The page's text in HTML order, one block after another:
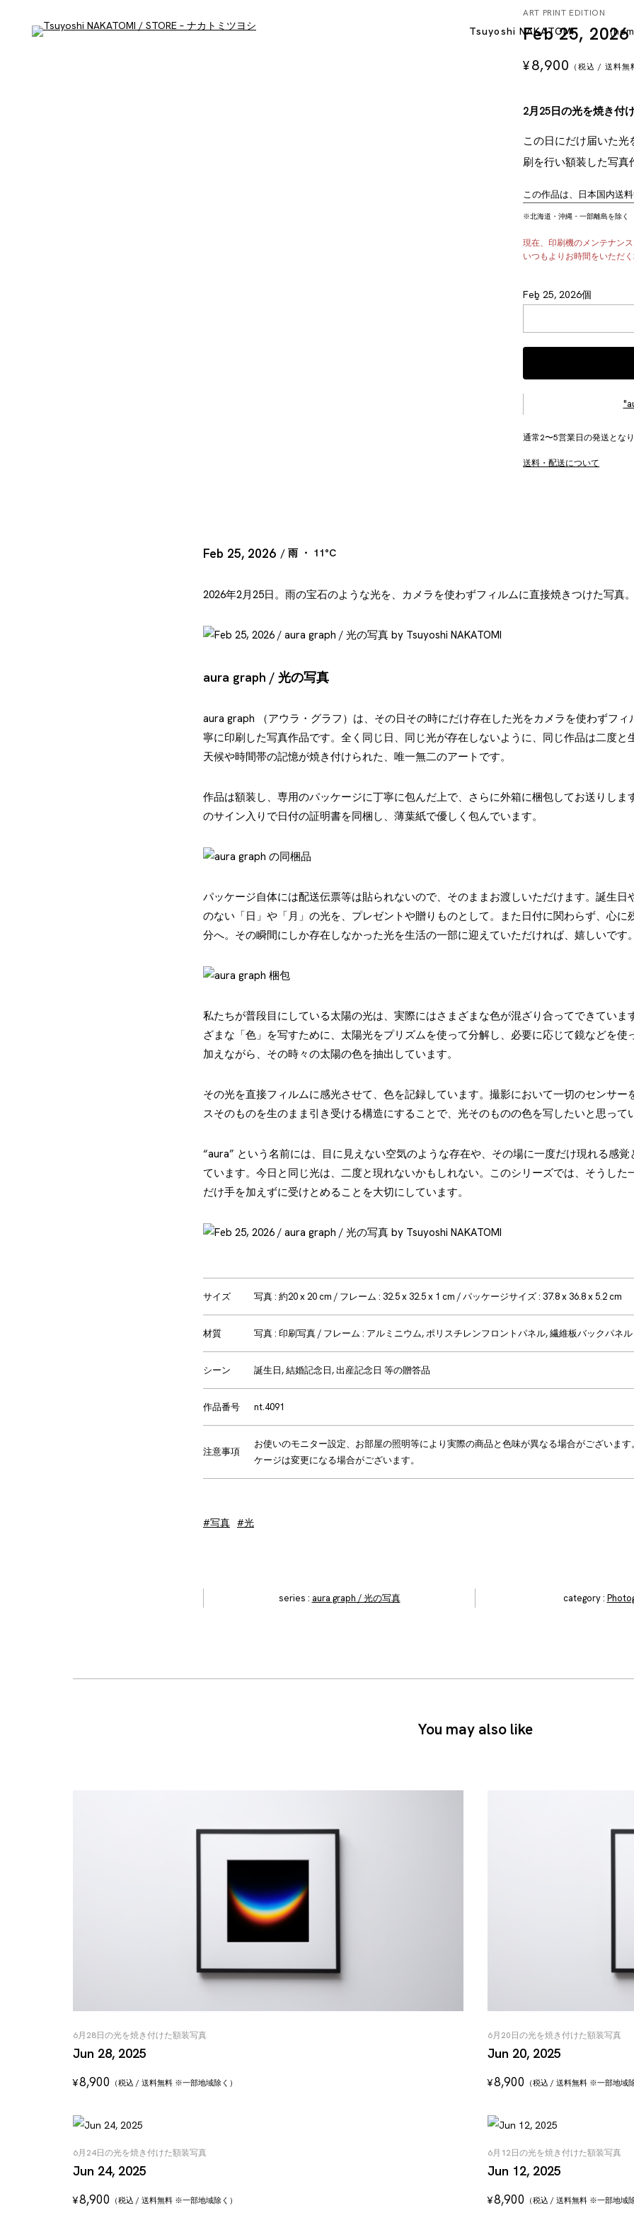
Tsuyoshi NAKATOMI
ART PRINT EDITION
Feb 25, 2026
¥8,900 （税込 / 送料
2月25日の光を焼き付
この日にだけ届いた
刷を行い額装した写真
この作品は、日本国内送
※北海道・沖縄・一部離島を除く
現在、印刷機のメンテナン
いつもよりお時間をいただく
Feb 25, 2026個
-
通常2〜5営業日の発送とな
送料・配送について
Feb 25, 2026 / 雨 ・ 11°C
2026年2月25日。雨の宝石のような光を、カメラを使わずフィルムに直接焼きつけた写真。
aura graph / 光の写真
aura graph （アウラ・グラフ）は、その日その時にだけ存在した光をカメラを使わずフ
寧に印刷した写真作品です。全く同じ日、同じ光が存在しないように、同じ作品は二度と
天候や時間帯の記憶が焼き付けられた、唯一無二のアートです。
作品は額装し、専用のパッケージに丁寧に包んだ上で、さらに外箱に梱包してお送りしま
のサイン入りで日付の証明書を同梱し、薄葉紙で優しく包んでいます。
パッケージ自体には配送伝票等は貼られないので、そのままお渡しいただけます。誕生日
のない「日」や「月」の光を、プレゼントや贈りものとして。また日付に関わらず、心に
分へ。その瞬間にしか存在しなかった光を生活の一部に迎えていただければ、嬉しいです。
私たちが普段目にしている太陽の光は、実際にはさまざまな色が混ざり合ってできていま
ざまな「色」を写すために、太陽光をプリズムを使って分解し、必要に応じて鏡などを使
加えながら、その時々の太陽の色を抽出しています。
その光を直接フィルムに感光させて、色を記録しています。撮影において一切のセンサー
スそのものを生のまま引き受ける構造にすることで、光そのものの色を写したいと思って
“aura” という名前には、目に見えない空気のような存在や、その場に一度だけ現れる感
ています。今日と同じ光は、二度と現れないかもしれない。このシリーズでは、そうした
だけ手を加えずに受けとめることを大切にしています。
サイズ 写真 : 約20 x 20 cm / フレーム : 32.5 x 32.5 x 1 cm / パッケージサイズ : 37.8 x 36.8 x 5.2 cm
材質 写真 : 印刷写真 / フレーム : アルミニウム, ポリスチレンフロントパネル, 繊維板バックパネル
シーン 誕生日, 結婚記念日, 出産記念日 等の贈答品
作品番号 nt.4091
注意事項
お使いのモニター設定、お部屋の照明等により実際の商品と色味が異なる場合がございま
ケージは変更になる場合がございます。
#写真 #光
series : aura graph / 光の写真 category :
You may also like
6月28日の光を焼き付けた額装写真
Jun 28, 2025
¥8,900 （税込 / 送料無料 ※一部地域除く）
6月20日の光を焼き付けた額装写真
Jun 20, 2025
¥8,900 （税込 / 送料無料 ※一部地域除
6月24日の光を焼き付けた額装写真
Jun 24, 2025
¥8,900 （税込 / 送料無料 ※一部地域除く）
6月12日の光を焼き付けた額装写真
Jun 12, 2025
¥8,900 （税込 / 送料無料 ※一部地域除